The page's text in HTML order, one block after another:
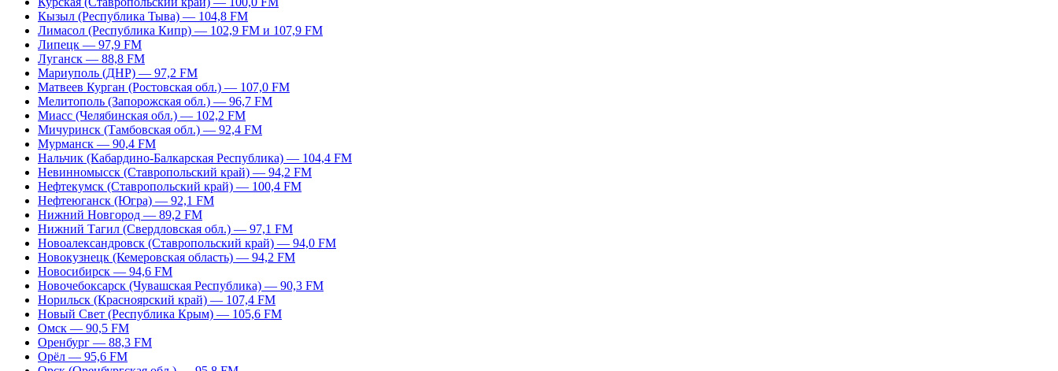
Кызыл (Республика Тыва) — 104,8 FM
Лимасол (Республика Кипр) — 102,9 FM и 107,9 FM
Липецк — 97,9 FM
Луганск — 88,8 FM
Мариуполь (ДНР) — 97,2 FM
Матвеев Курган (Ростовская обл.) — 107,0 FM
Мелитополь (Запорожская обл.) — 96,7 FM
Миасс (Челябинская обл.) — 102,2 FM
Мичуринск (Тамбовская обл.) — 92,4 FM
Мурманск — 90,4 FM
Нальчик (Кабардино-Балкарская Республика) — 104,4 FM
Невинномысск (Ставропольский край) — 94,2 FM
Нефтекумск (Ставропольский край) — 100,4 FM
Нефтеюганск (Югра) — 92,1 FM
Нижний Новгород — 89,2 FM
Нижний Тагил (Свердловская обл.) — 97,1 FM
Новоалександровск (Ставропольский край) — 94,0 FM
Новокузнецк (Кемеровская область) — 94,2 FM
Новосибирск — 94,6 FM
Новочебоксарск (Чувашская Республика) — 90,3 FM
Норильск (Красноярский край) — 107,4 FM
Новый Свет (Республика Крым) — 105,6 FM
Омск — 90,5 FM
Оренбург — 88,3 FM
Орёл — 95,6 FM